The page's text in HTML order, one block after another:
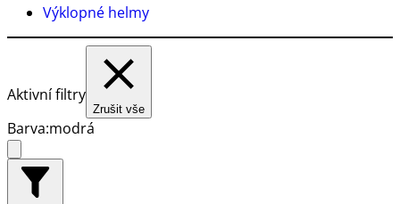
Výklopné helmy
Aktivní filtry
Zrušit vše
Barva:modrá